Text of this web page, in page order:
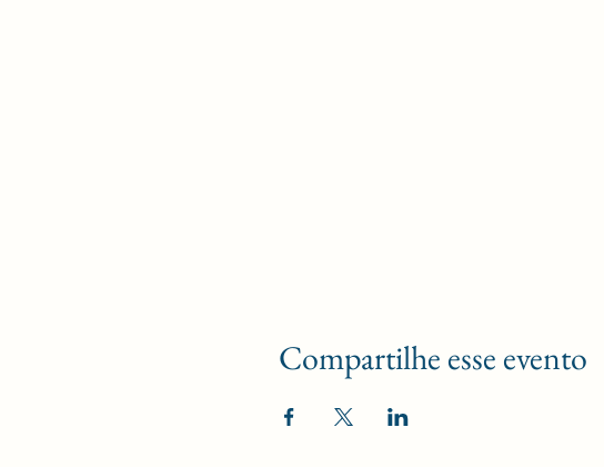
Compartilhe esse evento